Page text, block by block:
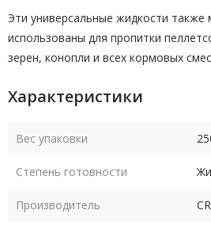
Эти универсальные жидкости также
использованы для пропитки
зерен, конопли и всех кормовых
Характеристики
Вес упаковки
Степень готовности
Производитель